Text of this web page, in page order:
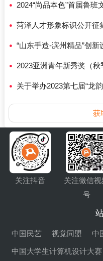
2024“尚品本色”首届鲁班
菏泽人才形象标识公开征
“山东手造-滨州精品”创
2023亚洲青年新秀奖（
关于举办2023第七届“龙韵杯”国际
获
关注抖音
关注微信视
号
中国民艺 视觉同盟 中
中国大学生计算机设计大赛